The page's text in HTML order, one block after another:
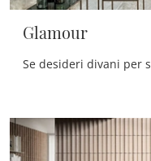
Glamour